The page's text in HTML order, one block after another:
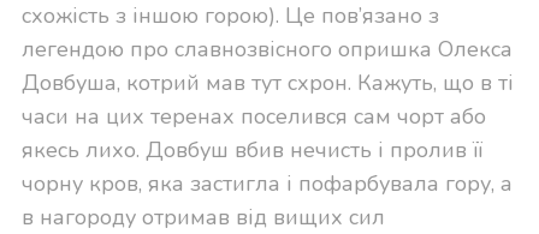
схожість з іншою горою). Це пов’язано з
легендою про славнозвісного опришка Олекса
Довбуша, котрий мав тут схрон. Кажуть, що в ті
часи на цих теренах поселився сам чорт або
якесь лихо. Довбуш вбив нечисть і пролив її
чорну кров, яка застигла і пофарбувала гору, а
в нагороду отримав від вищих сил